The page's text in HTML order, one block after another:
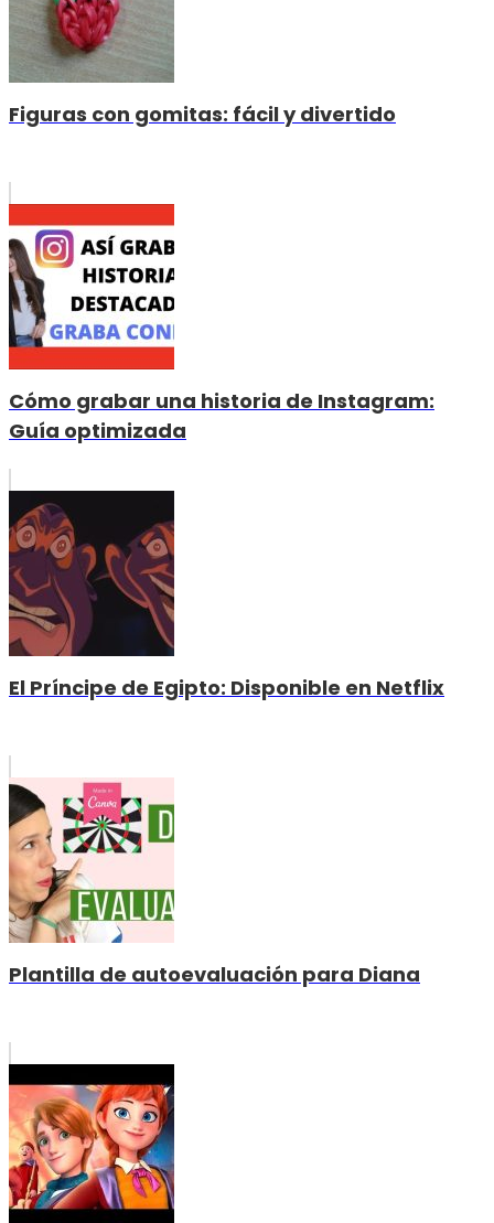
Figuras con gomitas: fácil y divertido
Cómo grabar una historia de Instagram:
Guía optimizada
El Príncipe de Egipto: Disponible en Netflix
Plantilla de autoevaluación para Diana